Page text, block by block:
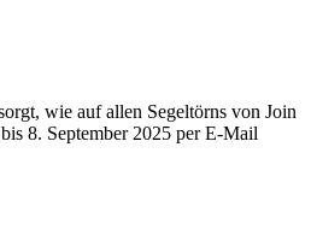
wie auf allen Segeltörns von Join
8. September 2025 per E-Mail